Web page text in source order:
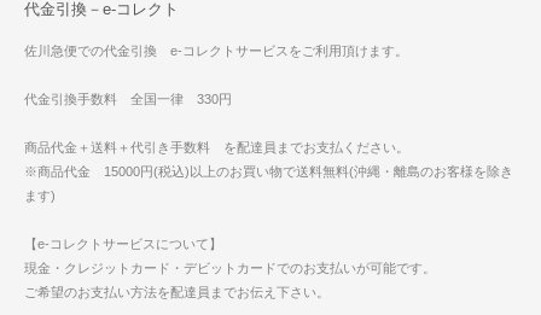
代金引換－e-コレクト
佐川急便での代金引換 e-コレクトサービスをご利用頂けます。
代金引換手数料 全国一律 330円
商品代金＋送料＋代引き手数料 を配達員までお支払ください。
※商品代金 15000円(税込)以上のお買い物で送料無料(沖縄・離島のお客様を除き
ます)
【e-コレクトサービスについて】
現金・クレジットカード・デビットカードでのお支払いが可能です。
ご希望のお支払い方法を配達員までお伝え下さい。